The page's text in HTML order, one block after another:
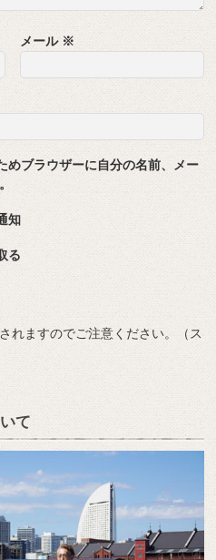
メール ※
めブラウザーに自分の名前、メー
知
る
れますのでご注意ください。（ス
て